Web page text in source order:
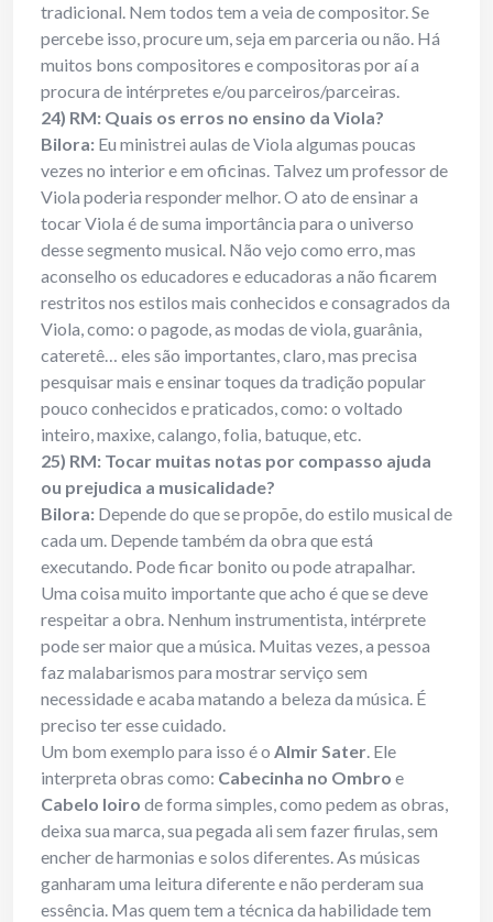
tradicional. Nem todos tem a veia de compositor. Se
percebe isso, procure um, seja em parceria ou não. Há
muitos bons compositores e compositoras por aí a
procura de intérpretes e/ou parceiros/parceiras.
24) RM: Quais os erros no ensino da Viola?
Bilora: Eu ministrei aulas de Viola algumas poucas
vezes no interior e em oficinas. Talvez um professor de
Viola poderia responder melhor. O ato de ensinar a
tocar Viola é de suma importância para o universo
desse segmento musical. Não vejo como erro, mas
aconselho os educadores e educadoras a não ficarem
restritos nos estilos mais conhecidos e consagrados da
Viola, como: o pagode, as modas de viola, guarânia,
cateretê… eles são importantes, claro, mas precisa
pesquisar mais e ensinar toques da tradição popular
pouco conhecidos e praticados, como: o voltado
inteiro, maxixe, calango, folia, batuque, etc.
25) RM: Tocar muitas notas por compasso ajuda
ou prejudica a musicalidade?
Bilora: Depende do que se propõe, do estilo musical de
cada um. Depende também da obra que está
executando. Pode ficar bonito ou pode atrapalhar.
Uma coisa muito importante que acho é que se deve
respeitar a obra. Nenhum instrumentista, intérprete
pode ser maior que a música. Muitas vezes, a pessoa
faz malabarismos para mostrar serviço sem
necessidade e acaba matando a beleza da música. É
preciso ter esse cuidado.
Um bom exemplo para isso é o Almir Sater. Ele
interpreta obras como: Cabecinha no Ombro e
Cabelo loiro de forma simples, como pedem as obras,
deixa sua marca, sua pegada ali sem fazer firulas, sem
encher de harmonias e solos diferentes. As músicas
ganharam uma leitura diferente e não perderam sua
essência. Mas quem tem a técnica da habilidade tem